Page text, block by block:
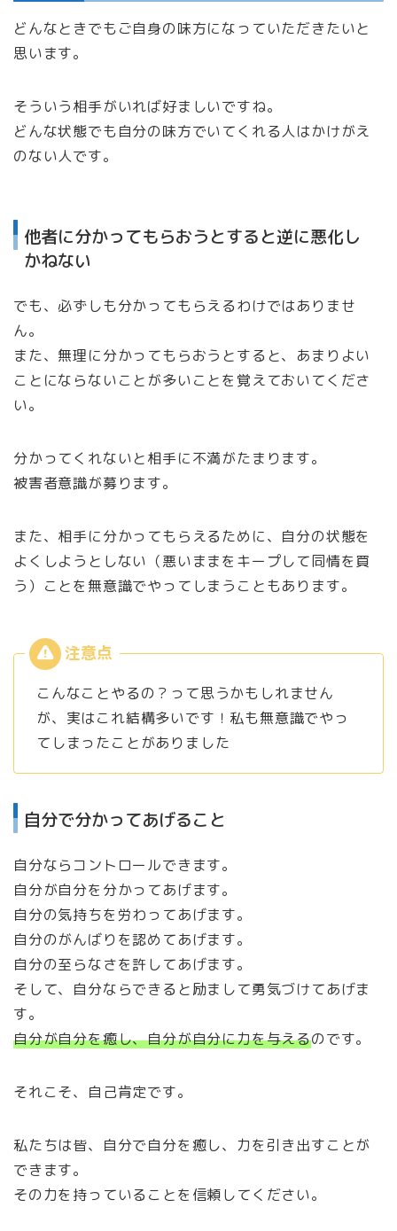
どんなときでもご自身の味方になっていただきたいと
思います。
そういう相手がいれば好ましいですね。
どんな状態でも自分の味方でいてくれる人はかけがえ
のない人です。
他者に分かってもらおうとすると逆に悪化し
かねない
でも、必ずしも分かってもらえるわけではありませ
ん。
また、無理に分かってもらおうとすると、あまりよい
ことにならないことが多いことを覚えておいてくださ
い。
分かってくれないと相手に不満がたまります。
被害者意識が募ります。
また、相手に分かってもらえるために、自分の状態を
よくしようとしない（悪いままをキープして同情を買
う）ことを無意識でやってしまうこともあります。
こんなことやるの？って思うかもしれません
が、実はこれ結構多いです！私も無意識でやっ
てしまったことがありました
自分で分かってあげること
自分ならコントロールできます。
自分が自分を分かってあげます。
自分の気持ちを労わってあげます。
自分のがんばりを認めてあげます。
自分の至らなさを許してあげます。
そして、自分ならできると励まして勇気づけてあげま
す。
自分が自分を癒し、自分が自分に力を与えるのです。
それこそ、自己肯定です。
私たちは皆、自分で自分を癒し、力を引き出すことが
できます。
その力を持っていることを信頼してください。